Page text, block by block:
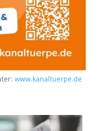
www.kanaltuerpe.de